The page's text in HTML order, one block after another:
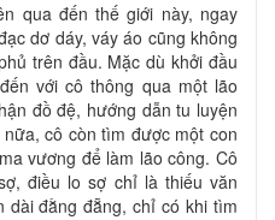
qua đến thế giới này, ngay
dơ dáy, váy áo cũng không
trên đầu. Mặc dù khởi đầu
với cô thông qua một lão
đồ đệ, hướng dẫn tu luyện
cô còn tìm được một con
vương để làm lão công. Cô
điều lo sợ chỉ là thiếu văn
dài đằng đẵng, chỉ có khi tìm